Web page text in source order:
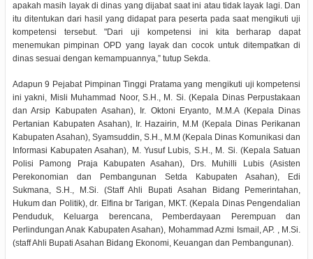
apakah masih layak di dinas yang dijabat saat ini atau tidak layak lagi. Dan
itu ditentukan dari hasil yang didapat para peserta pada saat mengikuti uji
kompetensi tersebut. "Dari uji kompetensi ini kita berharap dapat
menemukan pimpinan OPD yang layak dan cocok untuk ditempatkan di
dinas sesuai dengan kemampuannya,” tutup Sekda.
Adapun 9 Pejabat Pimpinan Tinggi Pratama yang mengikuti uji kompetensi
ini yakni, Misli Muhammad Noor, S.H., M. Si. (Kepala Dinas Perpustakaan
dan Arsip Kabupaten Asahan), Ir. Oktoni Eryanto, M.M.A (Kepala Dinas
Pertanian Kabupaten Asahan), Ir. Hazairin, M.M (Kepala Dinas Perikanan
Kabupaten Asahan), Syamsuddin, S.H., M.M (Kepala Dinas Komunikasi dan
Informasi Kabupaten Asahan), M. Yusuf Lubis, S.H., M. Si. (Kepala Satuan
Polisi Pamong Praja Kabupaten Asahan), Drs. Muhilli Lubis (Asisten
Perekonomian dan Pembangunan Setda Kabupaten Asahan), Edi
Sukmana, S.H., M.Si. (Staff Ahli Bupati Asahan Bidang Pemerintahan,
Hukum dan Politik), dr. Elfina br Tarigan, MKT. (Kepala Dinas Pengendalian
Penduduk, Keluarga berencana, Pemberdayaan Perempuan dan
Perlindungan Anak Kabupaten Asahan), Mohammad Azmi Ismail, AP. , M.Si.
(staff Ahli Bupati Asahan Bidang Ekonomi, Keuangan dan Pembangunan).